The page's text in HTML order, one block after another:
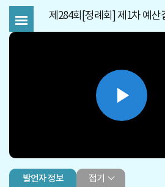
제284회[정례회] 제1차 예산
Play
발언자 정보 접기